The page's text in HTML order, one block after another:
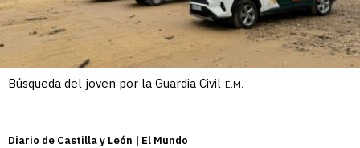
Búsqueda del joven por la Guardia Civil E.M.
Diario de Castilla y León | El Mundo